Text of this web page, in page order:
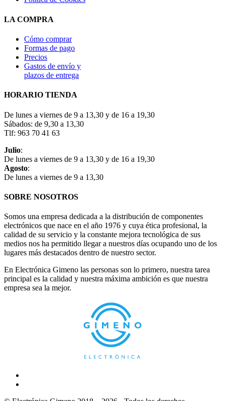
LA COMPRA
Cómo comprar
Formas de pago
Precios
Gastos de envío y
plazos de entrega
HORARIO TIENDA
De lunes a viernes de 9 a 13,30 y de 16 a 19,30
Sábados: de 9,30 a 13,30
Tlf: 963 70 41 63
Julio:
De lunes a viernes de 9 a 13,30 y de 16 a 19,30
Agosto:
De lunes a viernes de 9 a 13,30
SOBRE NOSOTROS
Somos una empresa dedicada a la distribución de componentes
electrónicos que nace en el año 1976 y cuya ética profesional, la
calidad de su servicio y la constante mejora tecnológica de sus
medios nos ha permitido llegar a nuestros días ocupando uno de los
lugares más destacados dentro de nuestro sector.
En Electrónica Gimeno las personas son lo primero, nuestra tarea
principal es la calidad y nuestra máxima ambición es que nuestra
empresa sea la mejor.